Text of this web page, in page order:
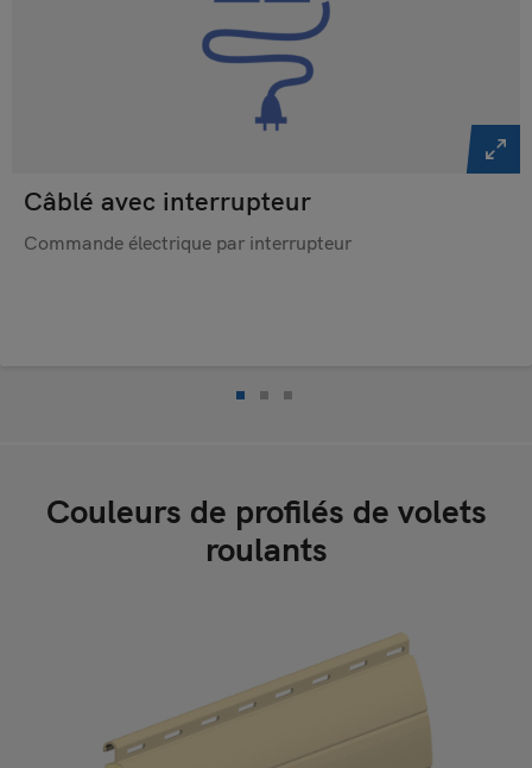
Câblé avec interrupteur
Commande électrique par interrupteur
Couleurs de profilés de volets
roulants